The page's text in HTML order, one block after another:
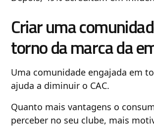
Criar uma
torno da marca da
Uma comunidade engajada em
ajuda a diminuir o CAC.
Quanto mais vantagens o
perceber no seu clube, mais